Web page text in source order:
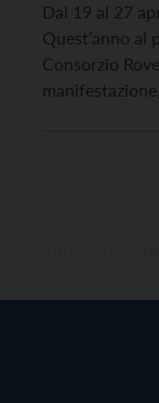
Dal 19 al 27
Quest’anno al
Consorzio